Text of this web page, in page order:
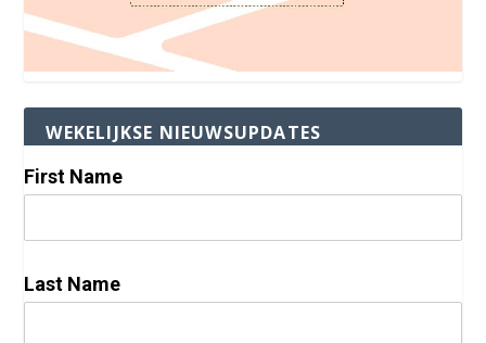
WEKELIJKSE NIEUWSUPDATES
First Name
Last Name